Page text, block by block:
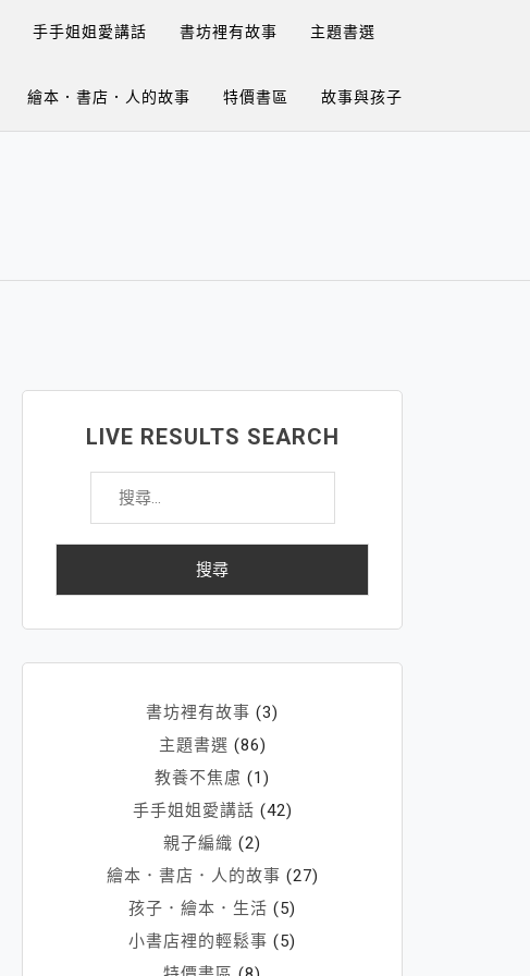
手手姐姐愛講話 書坊裡有故事 主題書選
繪本．書店．人的故事 特價書區 故事與孩子
LIVE RESULTS SEARCH
搜
關
書坊裡有故事 (3)
主題書選 (86)
教養不焦慮 (1)
手手姐姐愛講話 (42)
親子編織 (2)
繪本．書店．人的故事 (27)
孩子．繪本．生活 (5)
小書店裡的輕鬆事 (5)